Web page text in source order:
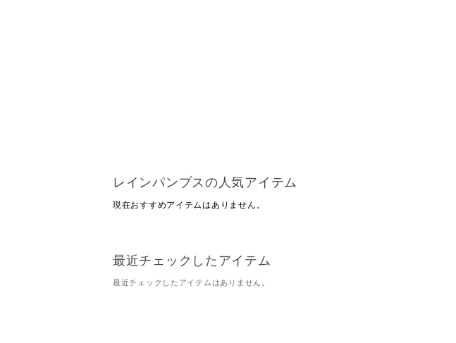
レインパンプスの人気アイテム
現在おすすめアイテムはありません。
最近チェックしたアイテム
最近チェックしたアイテムはありません。